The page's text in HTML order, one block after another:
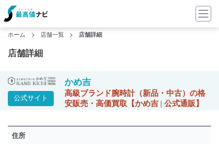
ホーム 店舗一覧 店舗詳細
店舗詳細
公式サイト
かめ吉
高級ブランド腕時計（新品・中古）の格
安販売・高価買取【かめ吉 | 公式通販】
住所